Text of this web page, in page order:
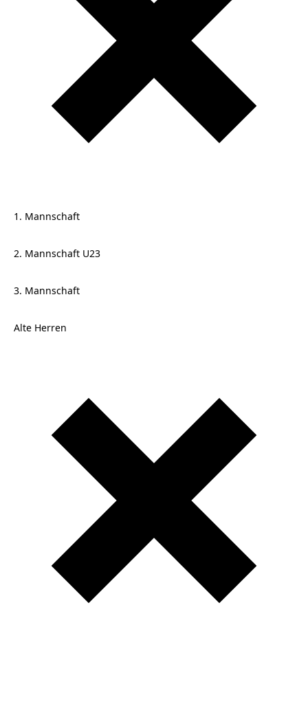
1. Mannschaft
2. Mannschaft U23
3. Mannschaft
Alte Herren